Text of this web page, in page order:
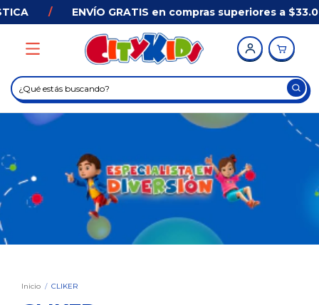
/ ENVÍO GRATIS en compras superiores a
Inicio / CLIKER